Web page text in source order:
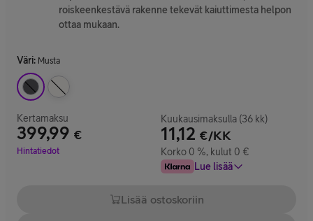
roiskeenkestävä rakenne tekevät kaiuttimesta helpon
ottaa mukaan.
Väri: Musta
Kertamaksu
399,99 €
Hinta 399,99 €
Hintatiedot
Kuukausimaksulla (36 kk)
11,12 €/KK
Korko 0 %, kulut 0 €
Lue lisää
Lisää ostoskoriin